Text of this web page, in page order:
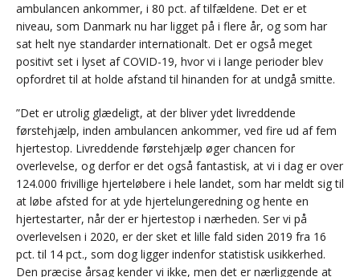
ambulancen ankommer, i 80 pct. af tilfældene. Det er et
niveau, som Danmark nu har ligget på i flere år, og som har
sat helt nye standarder internationalt. Det er også meget
positivt set i lyset af COVID-19, hvor vi i lange perioder blev
opfordret til at holde afstand til hinanden for at undgå smitte.
”Det er utrolig glædeligt, at der bliver ydet livreddende
førstehjælp, inden ambulancen ankommer, ved fire ud af fem
hjertestop. Livreddende førstehjælp øger chancen for
overlevelse, og derfor er det også fantastisk, at vi i dag er over
124.000 frivillige hjerteløbere i hele landet, som har meldt sig til
at løbe afsted for at yde hjertelungeredning og hente en
hjertestarter, når der er hjertestop i nærheden. Ser vi på
overlevelsen i 2020, er der sket et lille fald siden 2019 fra 16
pct. til 14 pct., som dog ligger indenfor statistisk usikkerhed.
Den præcise årsag kender vi ikke, men det er nærliggende at